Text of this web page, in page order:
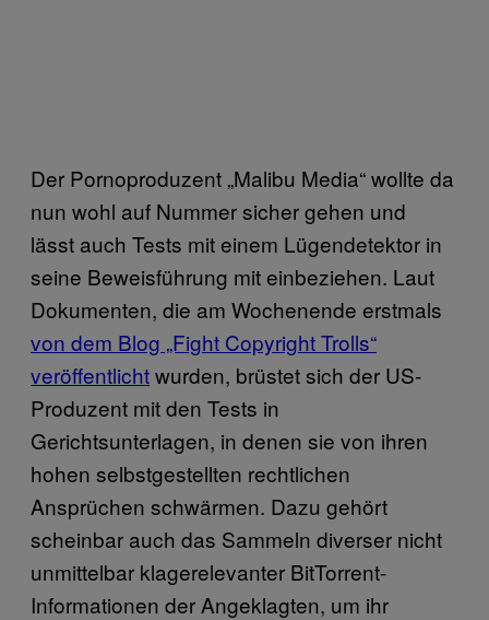
Der Pornoproduzent „Malibu Media“ wollte da
nun wohl auf Nummer sicher gehen und
lässt auch Tests mit einem Lügendetektor in
seine Beweisführung mit einbeziehen. Laut
Dokumenten, die am Wochenende erstmals
von dem Blog „Fight Copyright Trolls“
veröffentlichtwurden, brüstet sich der US-
Produzent mit den Tests in
Gerichtsunterlagen, in denen sie von ihren
hohen selbstgestellten rechtlichen
Ansprüchen schwärmen. Dazu gehört
scheinbar auch das Sammeln diverser nicht
unmittelbar klagerelevanter BitTorrent-
Informationen der Angeklagten, um ihr